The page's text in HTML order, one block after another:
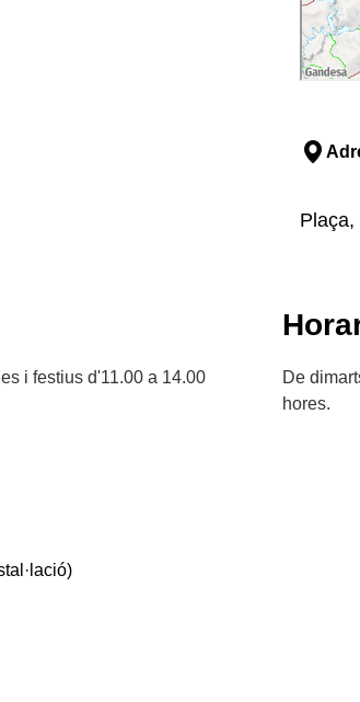
Plaça,
i festius d'11.00 a 14.00
De
hores.